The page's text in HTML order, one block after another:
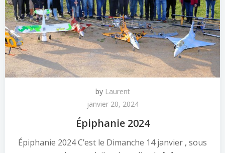
by Laurent
janvier 20, 2024
Épiphanie 2024
Épiphanie 2024 C’est le Dimanche 14 janvier , sous